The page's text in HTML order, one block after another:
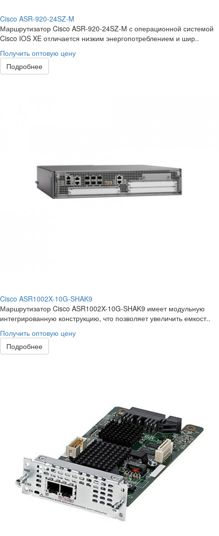
Cisco ASR-920-24SZ-M
Маршрутизатор Cisco ASR-920-24SZ-M с операционной системой
Cisco IOS XE отличается низким энергопотреблением и шир..
Получить оптовую цену
Подробнее
Cisco ASR1002X-10G-SHAK9
Маршрутизатор Cisco ASR1002X-10G-SHAK9 имеет модульную
интегрированную конструкцию, что позволяет увеличить емкост..
Получить оптовую цену
Подробнее